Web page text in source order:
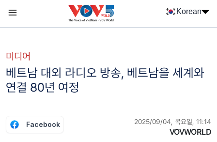
Korean
미디어
베트남 대외 라디오 방송, 베트남을 세계와
연결 80년 여정
Facebook 2025/09/04, 목요일, 11:14
VOVWORLD